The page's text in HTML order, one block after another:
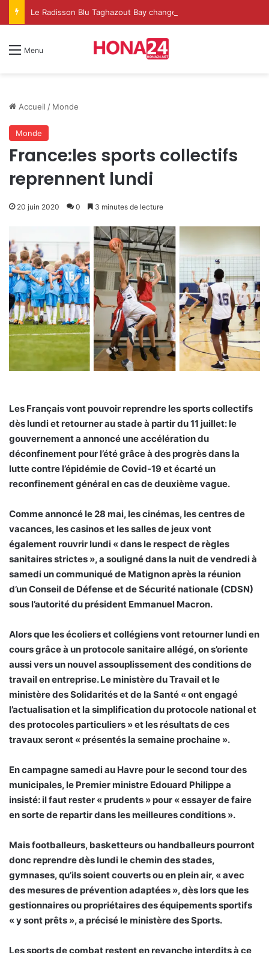
Menu
Accueil / Monde
Monde
France:les sports collectifs
reprennent lundi
20 juin 2020 0 3 minutes de lecture
Les Français vont pouvoir reprendre les sports collectifs
dès lundi et retourner au stade à partir du 11 juillet: le
gouvernement a annoncé une accélération du
déconfinement pour l’été grâce à des progrès dans la
lutte contre l’épidémie de Covid-19 et écarté un
reconfinement général en cas de deuxième vague.
Comme annoncé le 28 mai, les cinémas, les centres de
vacances, les casinos et les salles de jeux vont
également rouvrir lundi « dans le respect de règles
sanitaires strictes », a souligné dans la nuit de vendredi à
samedi un communiqué de Matignon après la réunion
d’un Conseil de Défense et de Sécurité nationale (CDSN)
sous l’autorité du président Emmanuel Macron.
Alors que les écoliers et collégiens vont retourner lundi en
cours grâce à un protocole sanitaire allégé, on s’oriente
aussi vers un nouvel assouplissement des conditions de
travail en entreprise. Le ministère du Travail et le
ministère des Solidarités et de la Santé « ont engagé
l’actualisation et la simplification du protocole national et
des protocoles particuliers » et les résultats de ces
travaux seront « présentés la semaine prochaine ».
En campagne samedi au Havre pour le second tour des
municipales, le Premier ministre Edouard Philippe a
insisté: il faut rester « prudents » pour « essayer de faire
en sorte de repartir dans les meilleures conditions ».
Mais footballeurs, basketteurs ou handballeurs pourront
donc reprendre dès lundi le chemin des stades,
gymnases, qu’ils soient couverts ou en plein air, « avec
des mesures de prévention adaptées », dès lors que les
gestionnaires ou propriétaires des équipements sportifs
« y sont prêts », a précisé le ministère des Sports.
Les sports de combat restent en revanche interdits à ce